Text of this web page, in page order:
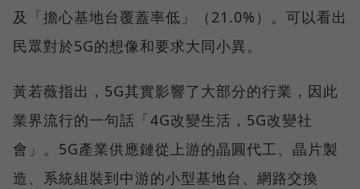
及「擔心基地台覆蓋率低」（21.0%）。可以看出
民眾對於5G的想像和要求大同小異。
黃若薇指出，5G其實影響了大部分的行業，因此
業界流行的一句話「4G改變生活，5G改變社
會」。5G產業供應鏈從上游的晶圓代工、晶片製
造、系統組裝到中游的小型基地台、網路交換